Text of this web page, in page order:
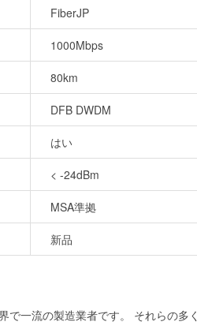
FiberJP
1000Mbps
80km
DFB DWDM
はい
< -24dBm
MSA準拠
新品
一流の製造業者です。 それらの多く